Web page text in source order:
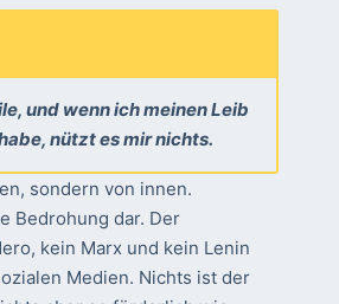
und wenn ich meinen Leib
nützt es mir nichts.
sondern von innen.
Bedrohung dar. Der
kein Marx und kein Lenin
Medien. Nichts ist der